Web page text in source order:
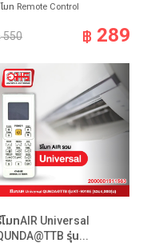
มท Remote Control
550 ฿ 289
โมทAIR Universal
รุ่น...